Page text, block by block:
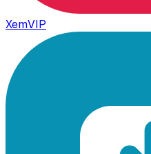
XemVIP